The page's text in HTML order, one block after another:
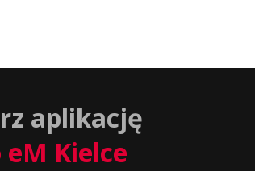
aplikację
eM Kielce